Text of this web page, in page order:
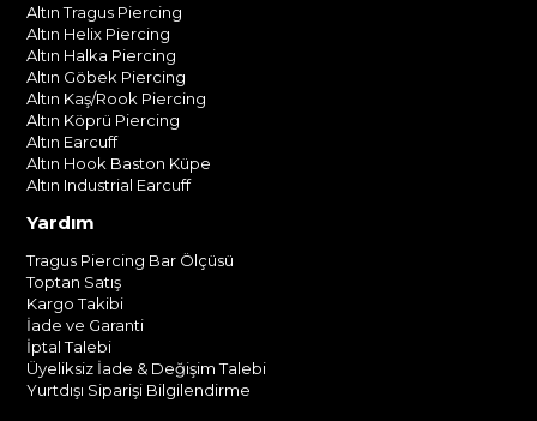
Altın Tragus Piercing
Altın Helix Piercing
Altın Halka Piercing
Altın Göbek Piercing
Altın Kaş/Rook Piercing
Altın Köprü Piercing
Altın Earcuff
Altın Hook Baston Küpe
Altın Industrial Earcuff
Yardım
Tragus Piercing Bar Ölçüsü
Toptan Satış
Kargo Takibi
İade ve Garanti
İptal Talebi
Üyeliksiz İade & Değişim Talebi
Yurtdışı Siparişi Bilgilendirme